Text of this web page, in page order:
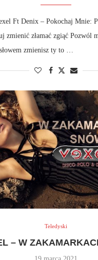
Ft Denix – Pokochaj Mnie:
zmienić złamać zgiąć Pozwól
zmienisz ty to …
Teledyski
– W